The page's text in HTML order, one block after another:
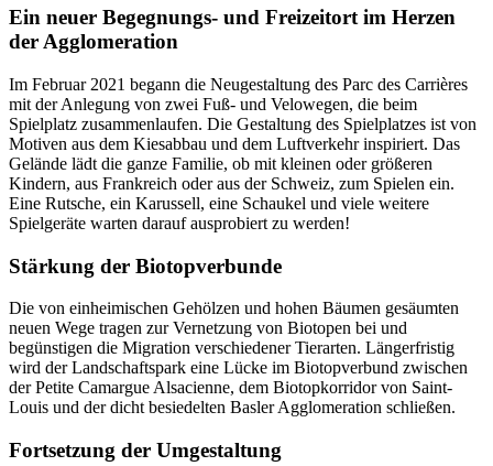
Ein neuer Begegnungs- und Freizeitort im Herzen
der Agglomeration
Im Februar 2021 begann die Neugestaltung des Parc des Carrières
mit der Anlegung von zwei Fuß- und Velowegen, die beim
Spielplatz zusammenlaufen. Die Gestaltung des Spielplatzes ist von
Motiven aus dem Kiesabbau und dem Luftverkehr inspiriert. Das
Gelände lädt die ganze Familie, ob mit kleinen oder größeren
Kindern, aus Frankreich oder aus der Schweiz, zum Spielen ein.
Eine Rutsche, ein Karussell, eine Schaukel und viele weitere
Spielgeräte warten darauf ausprobiert zu werden!
Stärkung der Biotopverbunde
Die von einheimischen Gehölzen und hohen Bäumen gesäumten
neuen Wege tragen zur Vernetzung von Biotopen bei und
begünstigen die Migration verschiedener Tierarten. Längerfristig
wird der Landschaftspark eine Lücke im Biotopverbund zwischen
der Petite Camargue Alsacienne, dem Biotopkorridor von Saint-
Louis und der dicht besiedelten Basler Agglomeration schließen.
Fortsetzung der Umgestaltung